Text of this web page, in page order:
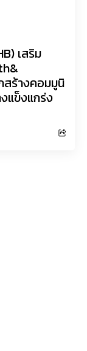
เสริม
สร้างคอมมูนิ
แข็งแกร่ง